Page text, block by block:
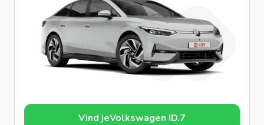
Vind jeVolkswagen ID.7